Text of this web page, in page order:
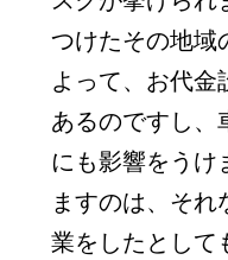
つけたその地域
よって、お代金
あるのですし、
にも影響をうけ
ますのは、そ
業をしたとして